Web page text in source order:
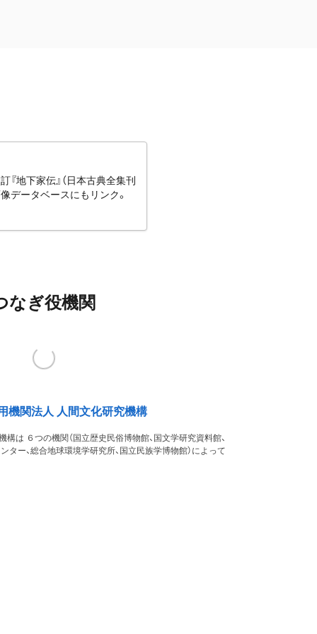
地下家伝』（日本古典全集刊
データベースにもリンク。
なぎ役機関
機関法人 人間文化研究機構
は ６つの機関（国立歴史民俗博物館、国文学研究資料館、
ター、総合地球環境学研究所、国立民族学博物館）によって